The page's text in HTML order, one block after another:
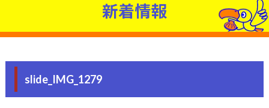
新着情報
slide_IMG_1279